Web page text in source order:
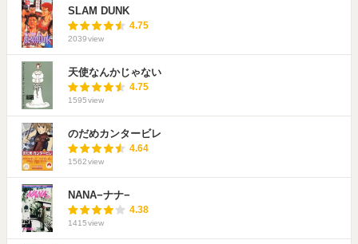
SLAM DUNK
4.75
2039view
天使なんかじゃない
4.75
1595view
のだめカンタービレ
4.64
1562view
NANA−ナナ−
4.38
1415view